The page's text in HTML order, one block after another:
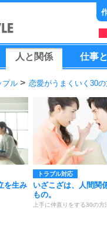
人 と 関係 仕事と
プル 恋愛がうまくいく30
を生み
トラブル対応
いざこざは、人間関
もの。
上手に仲直りをする30の方